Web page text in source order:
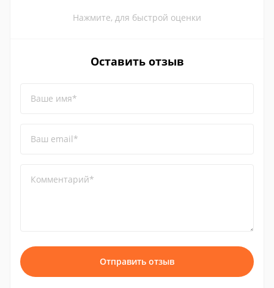
Нажмите, для быстрой оценки
Оставить отзыв
Ваше имя*
Ваш email*
Комментарий*
Отправить отзыв